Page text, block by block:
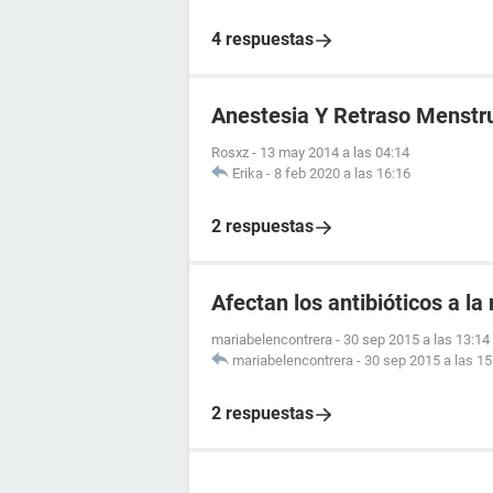
4 respuestas
Anestesia Y Retraso
Rosxz - 13 may 2014 a las 04:14
Erika - 8 feb 2020 a las 16:16
2 respuestas
Afectan los antibióticos a la
mariabelencontrera - 30 sep 2015 a las 13:14
mariabelencontrera - 30 sep 2015 a las
2 respuestas